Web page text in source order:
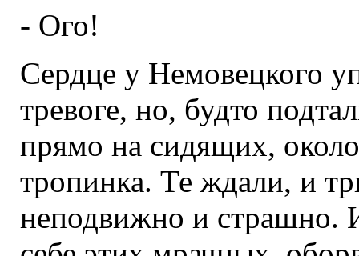
- Ого!
Сердце у Немовецкого
тревоге, но, будто
прямо на сидящих,
тропинка. Те ждали, и
неподвижно и страшно.